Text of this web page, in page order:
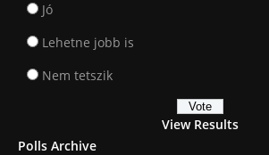
Jó
Lehetne jobb is
Nem tetszik
View Results
Polls Archive